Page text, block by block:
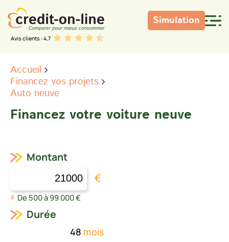
Avis clients : 4,7
Simulation
Accueil
Financez vos projets
Auto neuve
Financez votre voiture neuve
Montant
€
De 500 à 99 000 €
Durée
48